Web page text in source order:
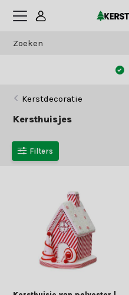
Betaal zoals jij
Kerstdecoratie
Kersthuisjes
Filters